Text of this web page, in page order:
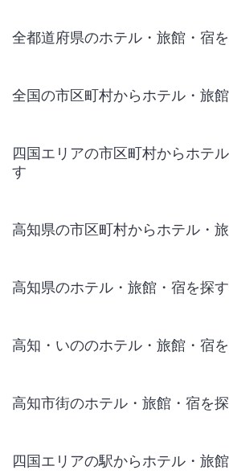
全都道府県のホテル・旅館・宿
全国の市区町村からホテル・旅
四国エリアの市区町村からホテ
す
高知県の市区町村からホテル・
高知県のホテル・旅館・宿を探す
高知・いののホテル・旅館・宿
高知市街のホテル・旅館・宿を
四国エリアの駅からホテル・旅